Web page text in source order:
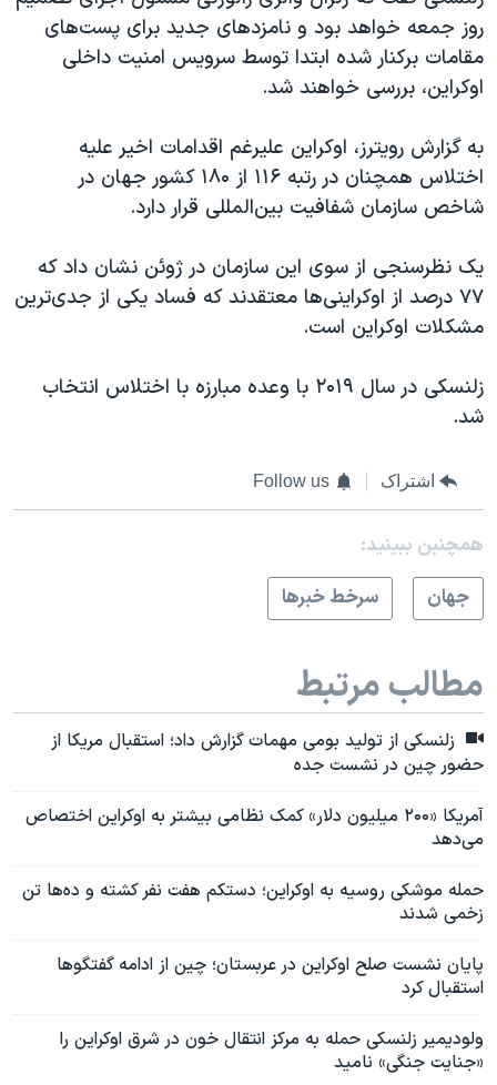
روز جمعه خواهد بود و نامزدهای جدید برای پست‌های
مقامات برکنار شده ابتدا توسط سرویس امنیت داخلی
اوکراین، بررسی خواهند شد.
به گزارش رویترز، اوکراین علیرغم اقدامات اخیر علیه
اختلاس همچنان در رتبه ۱۱۶ از ۱۸۰ کشور جهان در
شاخص سازمان شفافیت بین‌المللی قرار دارد.
یک نظرسنجی از سوی این سازمان در ژوئن نشان داد که
۷۷ درصد از اوکراینی‌ها معتقدند که فساد یکی از جدی‌ترین
مشکلات اوکراین است.
زلنسکی در سال ۲۰۱۹ با وعده مبارزه با اختلاس انتخاب
شد.
اشتراک Follow us
همچنبن ببینید:
جهان
سرخط خبرها
مطالب مرتبط
زلنسکی از تولید بومی مهمات گزارش داد؛ استقبال مریکا از
حضور چین در نشست جده
آمریکا «۲۰۰ میلیون دلار» کمک نظامی بیشتر به اوکراین اختصاص
می‌دهد
حمله موشکی روسیه به اوکراین؛ دستکم هفت نفر کشته و ده‌ها تن
زخمی شدند
پایان نشست صلح اوکراین در عربستان؛ چین از ادامه گفتگوها
استقبال کرد
ولودیمیر زلنسکی حمله به مرکز انتقال خون در شرق اوکراین را
«جنایت جنگی» نامید